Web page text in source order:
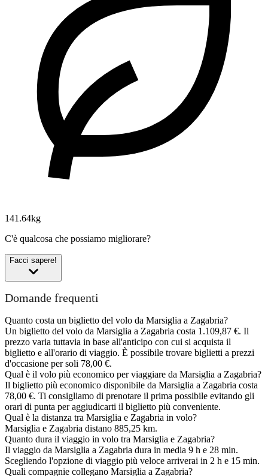
141.64kg
C'è qualcosa che possiamo migliorare?
Facci sapere!
Domande frequenti
Quanto costa un biglietto del volo da Marsiglia a Zagabria?
Un biglietto del volo da Marsiglia a Zagabria costa 1.109,87 €. Il
prezzo varia tuttavia in base all'anticipo con cui si acquista il
biglietto e all'orario di viaggio. È possibile trovare biglietti a prezzi
d'occasione per soli 78,00 €.
Qual è il volo più economico per viaggiare da Marsiglia a Zagabria?
Il biglietto più economico disponibile da Marsiglia a Zagabria costa
78,00 €. Ti consigliamo di prenotare il prima possibile evitando gli
orari di punta per aggiudicarti il biglietto più conveniente.
Qual è la distanza tra Marsiglia e Zagabria in volo?
Marsiglia e Zagabria distano 885,25 km.
Quanto dura il viaggio in volo tra Marsiglia e Zagabria?
Il viaggio da Marsiglia a Zagabria dura in media 9 h e 28 min.
Scegliendo l'opzione di viaggio più veloce arriverai in 2 h e 15 min.
Quali compagnie collegano Marsiglia a Zagabria?